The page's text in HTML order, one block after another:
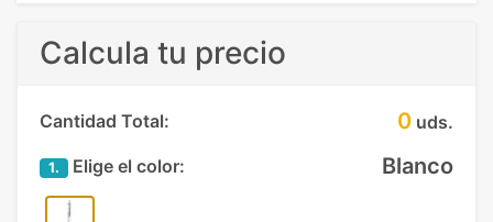
Calcula tu precio
Cantidad Total: 0 uds.
1. Elige el color: Blanco